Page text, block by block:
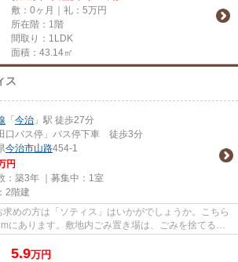
敷：0ヶ月｜礼：5万円
所在階：1階
間取り：1LDK
面積：43.14㎡
ス
「 今治 」駅 徒歩27分
口バス停」バス停下車 徒歩3分
今治市山路454-1
円
：築3年 ｜募集中： 1室
2階建
めの方は「ソティス」はいかがでしょうか。こちら
にあります。敷地内ごみ置き場は、ごみを捨てる手
5.9万円